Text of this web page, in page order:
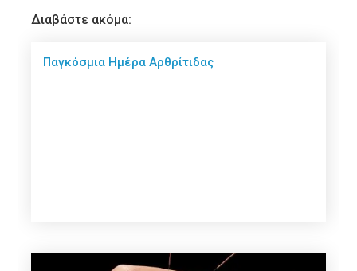
Διαβάστε ακόμα:
Παγκόσμια Hμέρα Aρθρίτιδας